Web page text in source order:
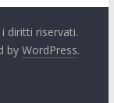
diritti riservati.
by WordPress.